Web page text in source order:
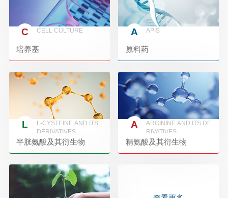
C CELL CULTURE
培养基
A APIS
原料药
L
L-CYSTEINE AND ITS
DERIVATIVES
半胱氨酸及其衍生物
A
ARGININE AND ITS DE
RIVATIVES
精氨酸及其衍生物